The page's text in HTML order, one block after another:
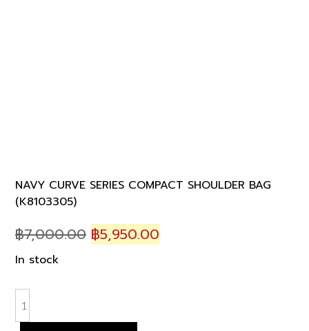
NAVY CURVE SERIES COMPACT SHOULDER BAG
(K8103305)
฿7,000.00 Original
฿5,950.00
In stock
CURVE